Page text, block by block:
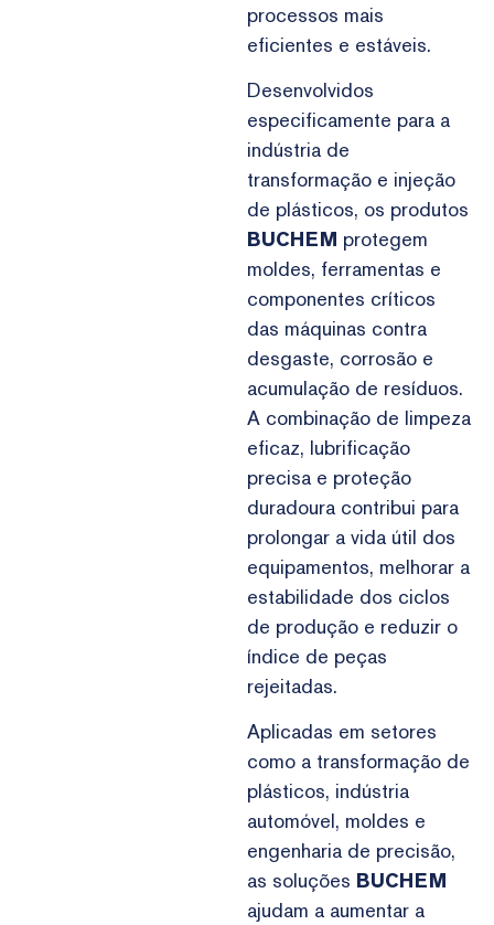
processos mais
eficientes e estáveis.
Desenvolvidos
especificamente para a
indústria de
transformação e injeção
de plásticos, os produtos
BUCHEM protegem
moldes, ferramentas e
componentes críticos
das máquinas contra
desgaste, corrosão e
acumulação de resíduos.
A combinação de limpeza
eficaz, lubrificação
precisa e proteção
duradoura contribui para
prolongar a vida útil dos
equipamentos, melhorar a
estabilidade dos ciclos
de produção e reduzir o
índice de peças
rejeitadas.
Aplicadas em setores
como a transformação de
plásticos, indústria
automóvel, moldes e
engenharia de precisão,
as soluções BUCHEM
ajudam a aumentar a